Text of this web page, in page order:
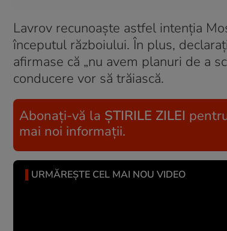
Lavrov recunoaște astfel intenţia
începutul războiului. În plus,
afirmase că „nu avem planuri de a
conducere vor să trăiască.
Abonați-vă la ȘTIRILE ZILEI
mai noi informații.
URMĂREȘTE CEL MAI NOU VIDEO